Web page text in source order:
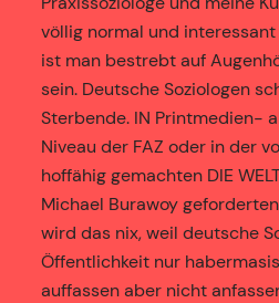
völlig normal und
ist man bestrebt auf
sein. Deutsche Soziologen
Sterbende. IN Printmedien-
Niveau der FAZ oder in der
hoffähig gemachten DIE
Michael Burawoy
wird das nix, weil deutsche
Öffentlichkeit nur
auffassen aber nicht